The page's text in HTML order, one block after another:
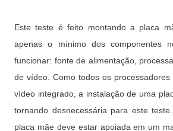
Este teste é feito montando a placa
apenas o mínimo dos componentes
funcionar: fonte de alimentação,
de vídeo. Como todos os processadores
vídeo integrado, a instalação de uma
tornando desnecessária para este
placa mãe deve estar apoiada em um